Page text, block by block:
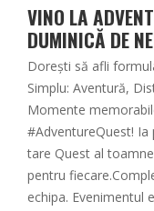
VINO LA
DUMINICĂ DE
Dorești să afli
Simplu: Aventură,
Momente
#AdventureQuest! Ia
tare Quest al
pentru
echipa. Evenimentul